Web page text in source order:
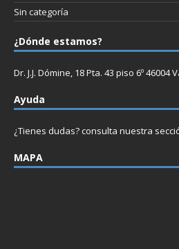
Sin categoría
¿Dónde estamos?
Dr. J.J. Dómine, 18 Pta. 43 piso 6º 46004
Ayuda
¿Tienes dudas? consulta nuestra
MAPA